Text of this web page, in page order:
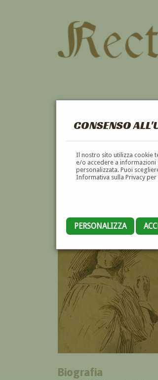
CONSENSO
Il nostro sito utilizza cookie
e/o accedere a
personalizzata. Puoi
Informativa sulla Privacy
PERSONALIZZA
GUGLIELMO CIANI
Biografia